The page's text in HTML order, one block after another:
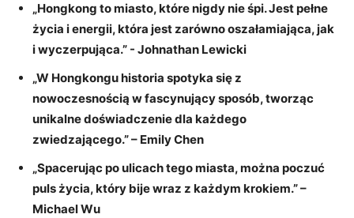
„Hongkong ⁤to miasto, które nigdy nie śpi. Jest pełne
życia ⁢i energii, która ‍jest zarówno⁣ oszałamiająca,⁤ jak
i wyczerpująca.” -⁢ Johnathan Lewicki
„W Hongkongu historia spotyka się z ​
nowoczesnością w fascynujący⁤ sposób, tworząc
unikalne doświadczenie dla każdego⁢
zwiedzającego.” – Emily ⁤Chen
„Spacerując po⁢ ulicach ​tego ‌miasta,⁢ można poczuć
puls życia, który bije wraz z każdym​ krokiem.” –
Michael Wu